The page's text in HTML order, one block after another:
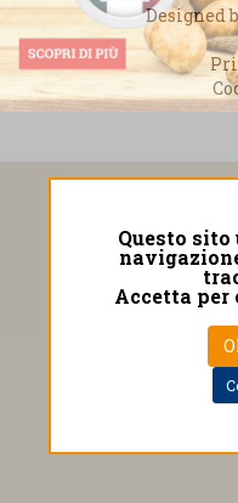
Designed
Questo sito
Accetta per